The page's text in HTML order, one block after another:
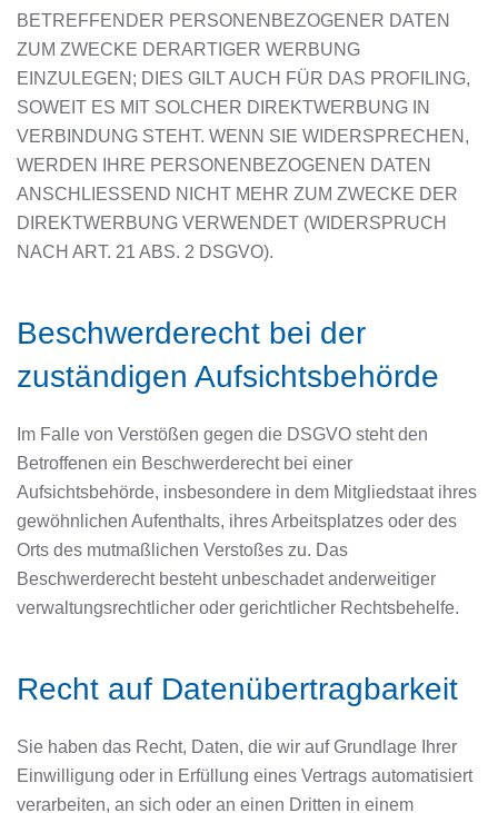
BETREFFENDER PERSONENBEZOGENER DATEN
ZUM ZWECKE DERARTIGER WERBUNG
EINZULEGEN; DIES GILT AUCH FÜR DAS PROFILING,
SOWEIT ES MIT SOLCHER DIREKTWERBUNG IN
VERBINDUNG STEHT. WENN SIE WIDERSPRECHEN,
WERDEN IHRE PERSONENBEZOGENEN DATEN
ANSCHLIESSEND NICHT MEHR ZUM ZWECKE DER
DIREKTWERBUNG VERWENDET (WIDERSPRUCH
NACH ART. 21 ABS. 2 DSGVO).
Beschwerde­recht bei der
zuständigen Aufsichts­behörde
Im Falle von Verstößen gegen die DSGVO steht den
Betroffenen ein Beschwerderecht bei einer
Aufsichtsbehörde, insbesondere in dem Mitgliedstaat ihres
gewöhnlichen Aufenthalts, ihres Arbeitsplatzes oder des
Orts des mutmaßlichen Verstoßes zu. Das
Beschwerderecht besteht unbeschadet anderweitiger
verwaltungsrechtlicher oder gerichtlicher Rechtsbehelfe.
Recht auf Daten­übertrag­barkeit
Sie haben das Recht, Daten, die wir auf Grundlage Ihrer
Einwilligung oder in Erfüllung eines Vertrags automatisiert
verarbeiten, an sich oder an einen Dritten in einem